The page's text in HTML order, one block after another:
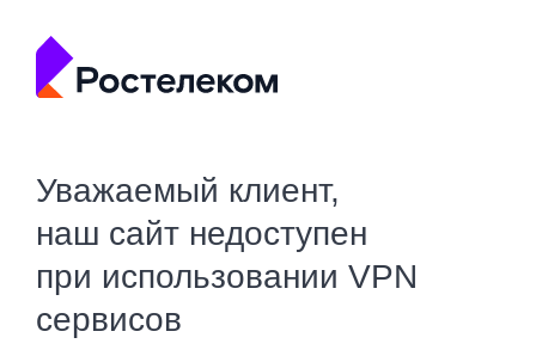
Уважаемый клиент,
наш сайт недоступен
при использовании VPN
сервисов